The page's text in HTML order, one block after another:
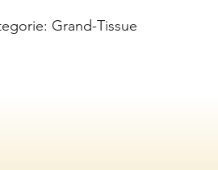
Grand-Tissue